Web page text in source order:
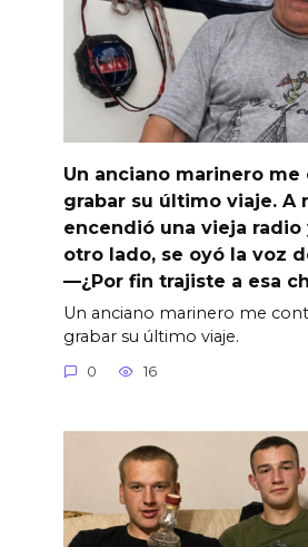
Un anciano marinero me
grabar su último viaje. A
encendió una vieja radio
otro lado, se oyó la voz
—¿Por fin trajiste a esa
Un anciano marinero me
grabar su último viaje.
0 16